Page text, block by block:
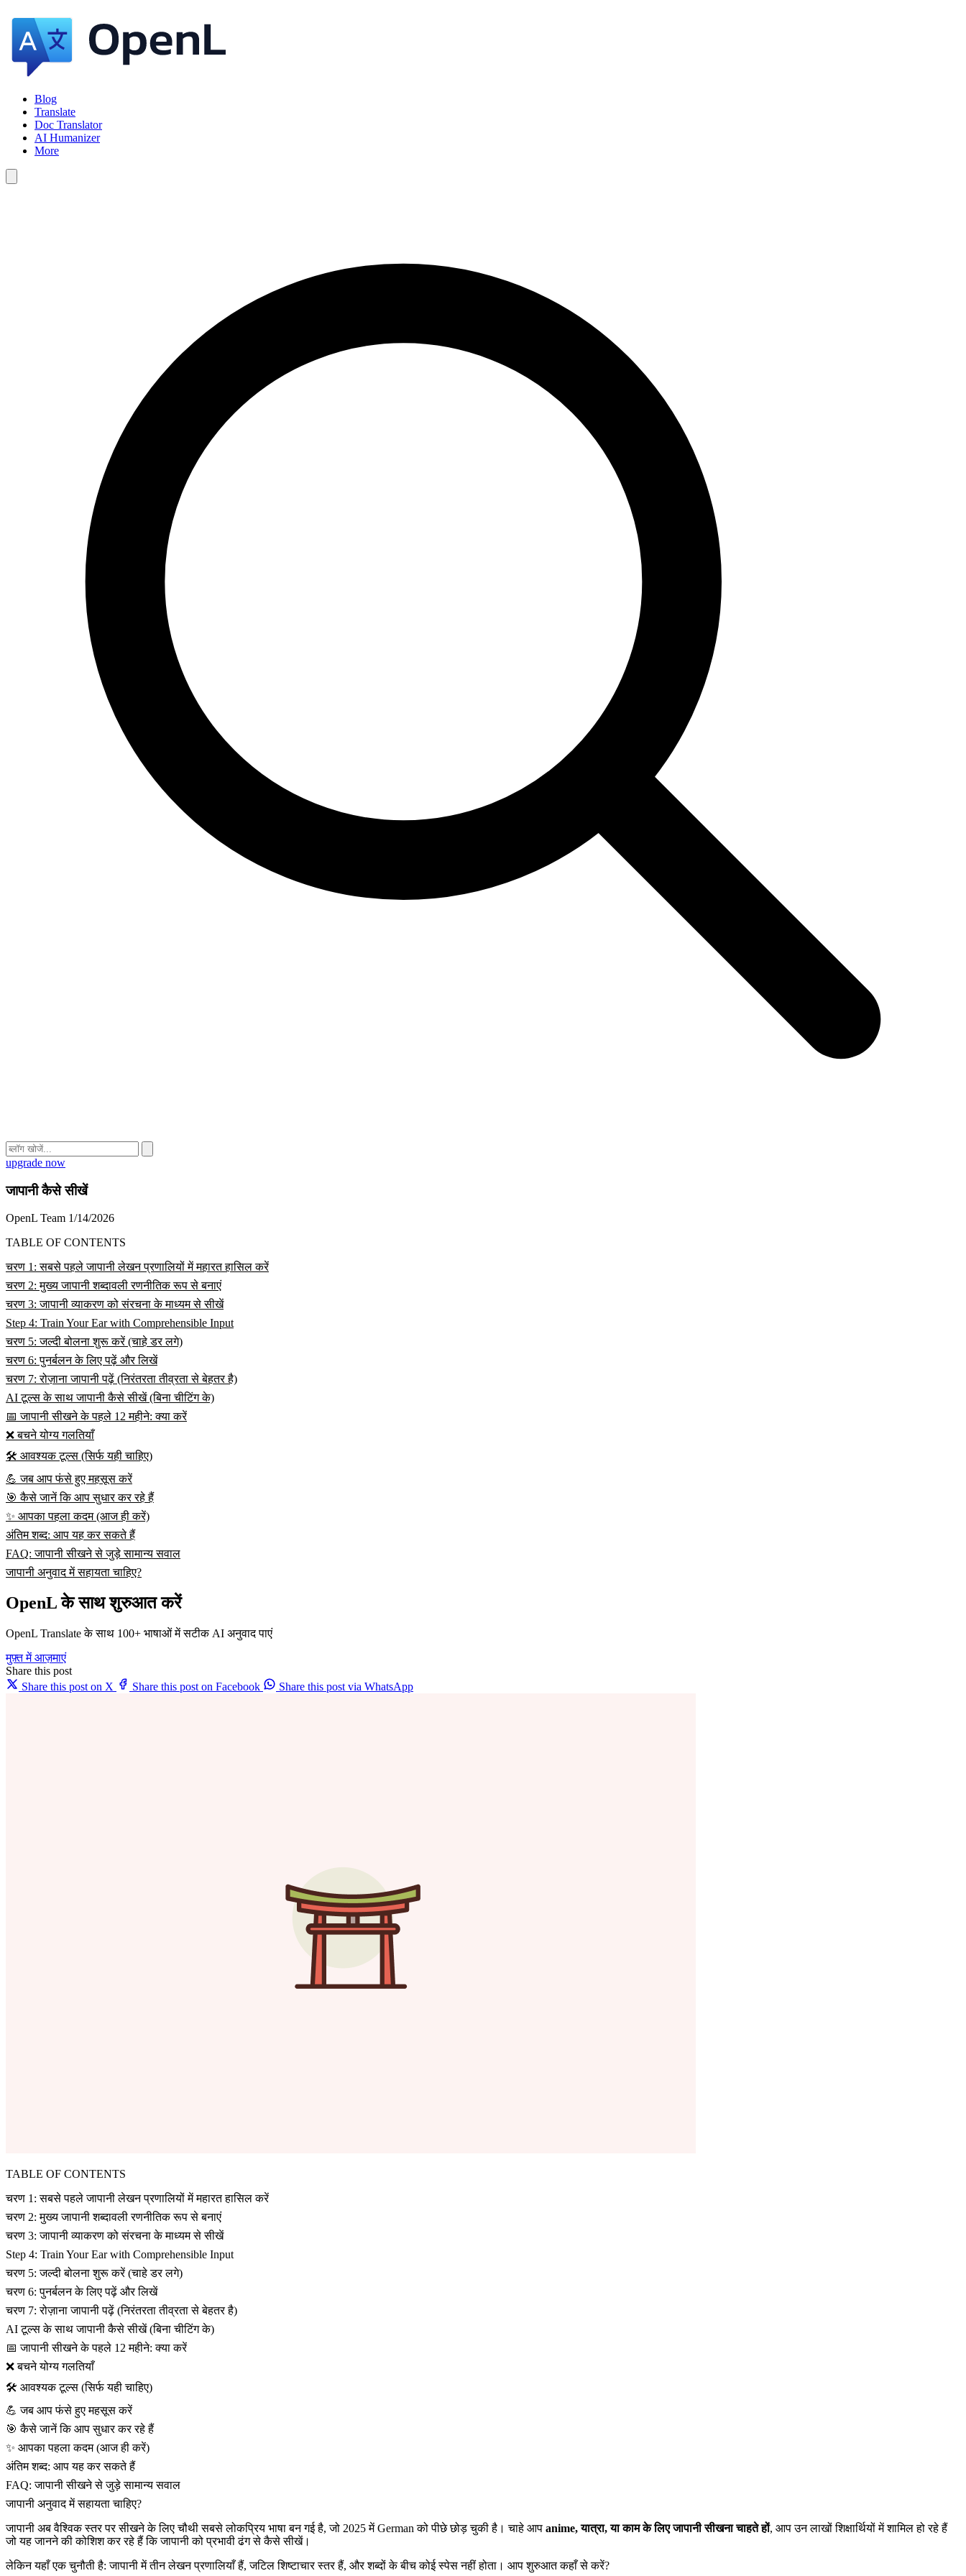
Blog
Translate
Doc Translator
AI Humanizer
More
upgrade now
जापानी कैसे सीखें
OpenL Team 1/14/2026
TABLE OF CONTENTS
चरण 1: सबसे पहले जापानी लेखन प्रणालियों में महारत हासिल करें
चरण 2: मुख्य जापानी शब्दावली रणनीतिक रूप से बनाएं
चरण 3: जापानी व्याकरण को संरचना के माध्यम से सीखें
Step 4: Train Your Ear with Comprehensible Input
चरण 5: जल्दी बोलना शुरू करें (चाहे डर लगे)
चरण 6: पुनर्बलन के लिए पढ़ें और लिखें
चरण 7: रोज़ाना जापानी पढ़ें (निरंतरता तीव्रता से बेहतर है)
AI टूल्स के साथ जापानी कैसे सीखें (बिना चीटिंग के)
📅 जापानी सीखने के पहले 12 महीने: क्या करें
❌ बचने योग्य गलतियाँ
🛠️ आवश्यक टूल्स (सिर्फ यही चाहिए)
💪 जब आप फंसे हुए महसूस करें
🎯 कैसे जानें कि आप सुधार कर रहे हैं
✨ आपका पहला कदम (आज ही करें)
अंतिम शब्द: आप यह कर सकते हैं
FAQ: जापानी सीखने से जुड़े सामान्य सवाल
जापानी अनुवाद में सहायता चाहिए?
OpenL के साथ शुरुआत करें
OpenL Translate के साथ 100+ भाषाओं में सटीक AI अनुवाद पाएं
मुफ़्त में आज़माएं
Share this post
Share this post on X
Share this post on Facebook Share this post via WhatsApp
TABLE OF CONTENTS
चरण 1: सबसे पहले जापानी लेखन प्रणालियों में महारत हासिल करें
चरण 2: मुख्य जापानी शब्दावली रणनीतिक रूप से बनाएं
चरण 3: जापानी व्याकरण को संरचना के माध्यम से सीखें
Step 4: Train Your Ear with Comprehensible Input
चरण 5: जल्दी बोलना शुरू करें (चाहे डर लगे)
चरण 6: पुनर्बलन के लिए पढ़ें और लिखें
चरण 7: रोज़ाना जापानी पढ़ें (निरंतरता तीव्रता से बेहतर है)
AI टूल्स के साथ जापानी कैसे सीखें (बिना चीटिंग के)
📅 जापानी सीखने के पहले 12 महीने: क्या करें
❌ बचने योग्य गलतियाँ
🛠️ आवश्यक टूल्स (सिर्फ यही चाहिए)
💪 जब आप फंसे हुए महसूस करें
🎯 कैसे जानें कि आप सुधार कर रहे हैं
✨ आपका पहला कदम (आज ही करें)
अंतिम शब्द: आप यह कर सकते हैं
FAQ: जापानी सीखने से जुड़े सामान्य सवाल
जापानी अनुवाद में सहायता चाहिए?
जापानी अब वैश्विक स्तर पर सीखने के लिए चौथी सबसे लोकप्रिय भाषा बन गई है, जो 2025 में German को पीछे छोड़ चुकी है। चाहे आप anime, यात्रा, या काम के लिए जापानी सीखना चाहते हों, आप उन लाखों शिक्षार्थियों में शामिल हो रहे हैं
जो यह जानने की कोशिश कर रहे हैं कि जापानी को प्रभावी ढंग से कैसे सीखें।
लेकिन यहाँ एक चुनौती है: जापानी में तीन लेखन प्रणालियाँ हैं, जटिल शिष्टाचार स्तर हैं, और शब्दों के बीच कोई स्पेस नहीं होता। आप शुरुआत कहाँ से करें?